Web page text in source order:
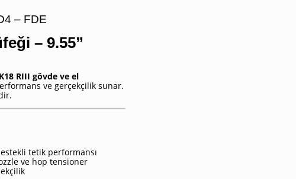
– FDE
– 9.55”
RIII gövde ve el
ve gerçekçilik sunar.
tetik performansı
ve hop tensioner